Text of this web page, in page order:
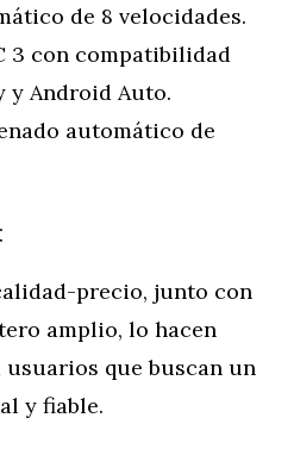
de 8 velocidades.
3 con compatibilidad
y Android Auto.
automático de
precio, junto con
amplio, lo hacen
que buscan un
y fiable.